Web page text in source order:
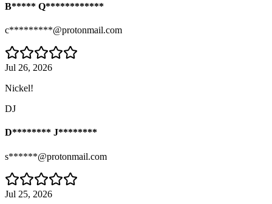
B***** Q************
c*********@protonmail.com
Jul 26, 2026
Nickel!
DJ
D******** J********
s******@protonmail.com
Jul 25, 2026